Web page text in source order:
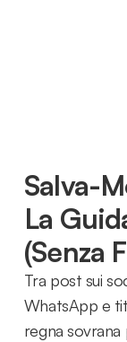
Salva-
La
(Senza
Tra post sui
WhatsApp e
regna sovrana